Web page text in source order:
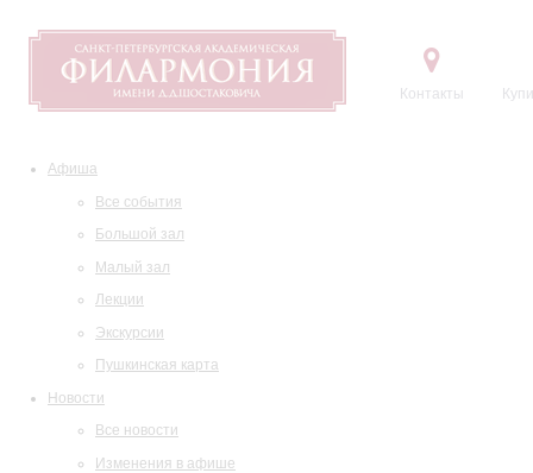
Контакты
Афиша
Все события
Большой зал
Малый зал
Лекции
Экскурсии
Пушкинская карта
Новости
Все новости
Изменения в афише